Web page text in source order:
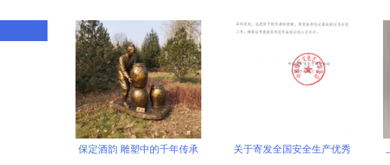
保定酒韵 雕塑中的千年传承
关于寄发全国安全生产优秀